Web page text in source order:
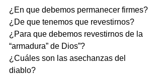
¿En que debemos permanecer firmes?
¿De que tenemos que revestirnos?
¿Para que debemos revestirnos de la
“armadura” de Dios”?
¿Cuáles son las asechanzas del
diablo?